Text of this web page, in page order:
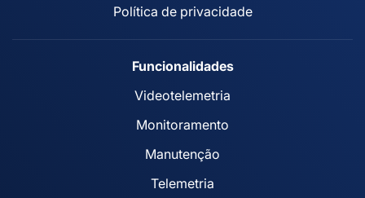
Política de privacidade
Funcionalidades
Videotelemetria
Monitoramento
Manutenção
Telemetria